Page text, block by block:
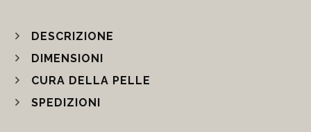
DESCRIZIONE
DIMENSIONI
CURA DELLA PELLE
SPEDIZIONI